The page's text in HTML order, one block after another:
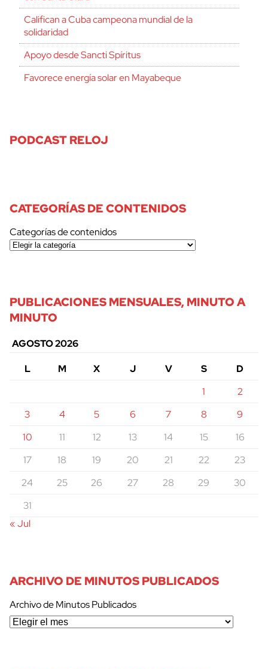
Califican a Cuba campeona mundial de la
solidaridad
Apoyo desde Sancti Spíritus
Favorece energía solar en Mayabeque
PODCAST RELOJ
CATEGORÍAS DE CONTENIDOS
Categorías de contenidos
PUBLICACIONES MENSUALES, MINUTO A
MINUTO
AGOSTO 2026
L
M X J V S
D
1
2
3
4 5 6 7 8
9
10
11 12 13 14 15
16
17
18 19 20 21 22
23
24
25 26 27 28 29
30
31
« Jul
ARCHIVO DE MINUTOS PUBLICADOS
Archivo de Minutos Publicados